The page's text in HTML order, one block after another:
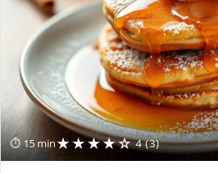
⏱ 15 min★★★★☆ 4 (3)